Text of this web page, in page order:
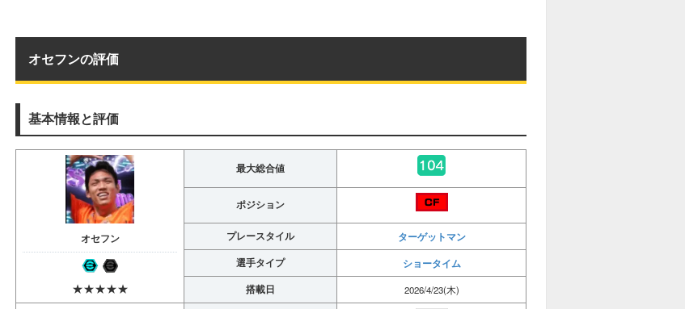
オセフンの評価
基本情報と評価
オセフン
★★★★★
最大総合値
ポジション
プレースタイル ターゲットマン
選手タイプ ショータイム
搭載日 2026/4/23(木)